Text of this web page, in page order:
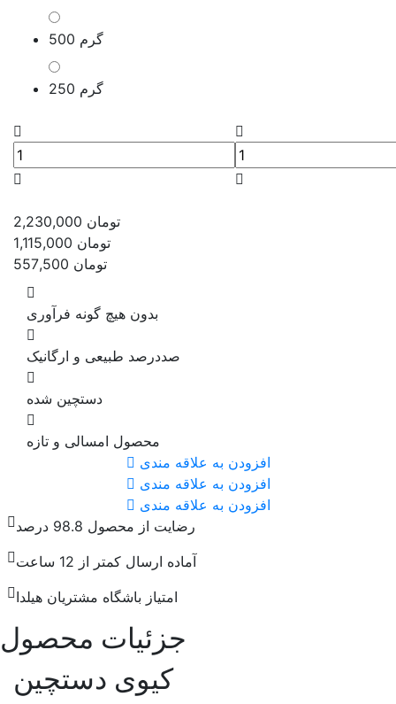
500 گرم
250 گرم
2,230,000 تومان
1,115,000 تومان
557,500 تومان
بدون هیچ گونه فرآوری
صددرصد طبیعی و ارگانیک
دستچین شده
محصول امسالی و تازه
افزودن به علاقه مندی
افزودن به علاقه مندی
افزودن به علاقه مندی
رضایت از محصول 98.8 درصد
آماده ارسال کمتر از 12 ساعت
امتیاز باشگاه مشتریان هیلدا
جزئیات محصول
کیوی دستچین